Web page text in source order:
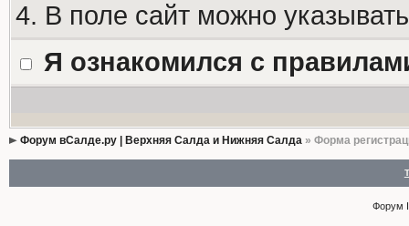
4. В поле сайт можно
Я ознакомился с
Форум вСалде.ру | Верхняя Салда и Нижняя Салда» Форма
Форум